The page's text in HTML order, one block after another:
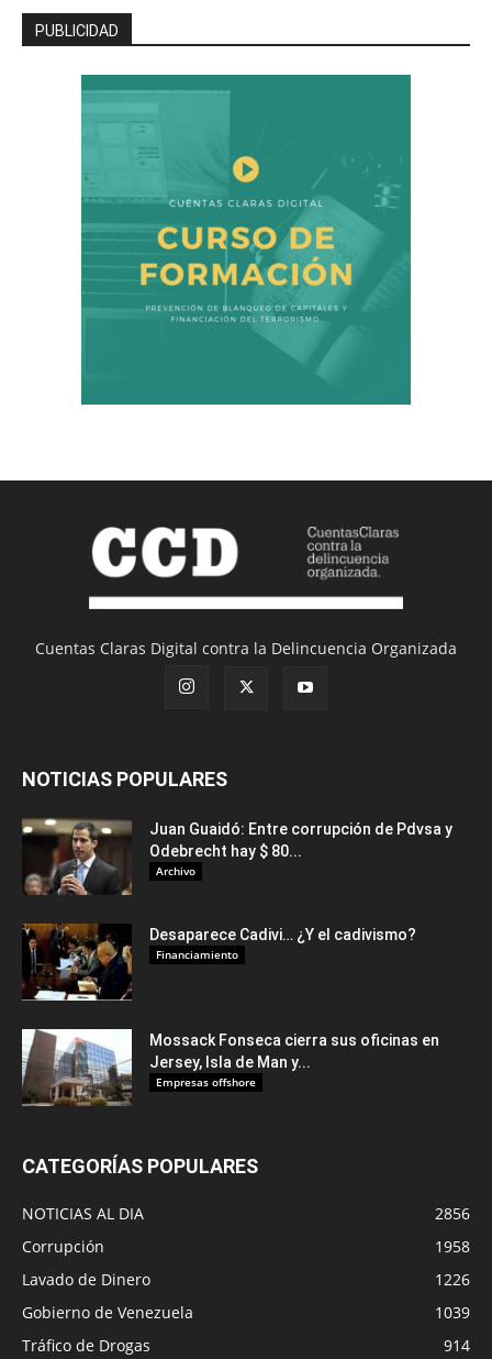
PUBLICIDAD
Cuentas Claras Digital contra la Delincuencia Organizada
NOTICIAS POPULARES
Juan Guaidó: Entre corrupción de Pdvsa y
Odebrecht hay $ 80...
Archivo
Desaparece Cadivi… ¿Y el cadivismo?
Financiamiento
Mossack Fonseca cierra sus oficinas en
Jersey, Isla de Man y...
Empresas offshore
CATEGORÍAS POPULARES
NOTICIAS AL DIA
2856
Corrupción
1958
Lavado de Dinero
1226
Gobierno de Venezuela
1039
Tráfico de Drogas
914